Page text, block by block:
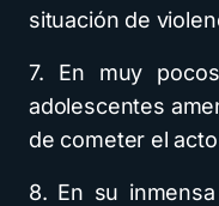
situación de
7. En muy
adolescentes
de cometer el
8. En su